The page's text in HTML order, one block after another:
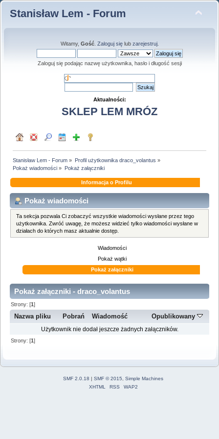
Stanisław Lem - Forum
Witamy, Gość. Zaloguj sięlub zarejestruj.
Zaloguj się podając nazwę użytkownika, hasło i długość sesji
Aktualności:
SKLEP LEM MRÓZ
Stanisław Lem - Forum » Profil użytkownika draco_volantus »
Pokaż wiadomości » Pokaż załączniki
Informacja o Profilu
Pokaż wiadomości
Ta sekcja pozwala Ci zobaczyć wszystkie wiadomości wysłane przez tego
użytkownika. Zwróć uwagę, że możesz widzieć tylko wiadomości wysłane w
działach do których masz aktualnie dostęp.
Wiadomości
Pokaż wątki
Pokaż załączniki
Pokaż załączniki - draco_volantus
Strony: [1]
Nazwa pliku Pobrań Wiadomość Opublikowany
Użytkownik nie dodał jeszcze żadnych załączników.
Strony: [1]
SMF 2.0.18 | SMF © 2015
Simple Machines
XHTML
RSS WAP2